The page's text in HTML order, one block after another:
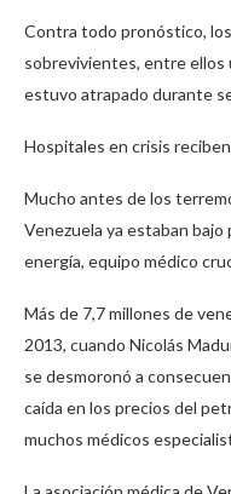
Contra todo pronóstico,
sobrevivientes, entre ellos
estuvo atrapado durante
Hospitales en crisis
Mucho antes de los
Venezuela ya estaban bajo
energía, equipo médico
Más de 7,7 millones de
2013, cuando Nicolás
se desmoronó a
caída en los precios del
muchos médicos